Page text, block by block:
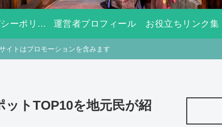
プライバシーポリシー 運営者プロフィール お役立ちリンク集
イトはプロモーションを含みます
ットTOP10を地元民が紹